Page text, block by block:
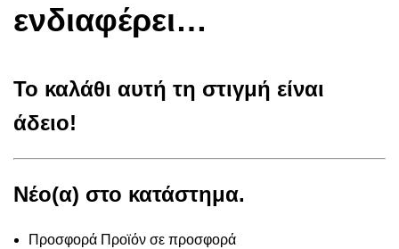
ενδιαφέρει…
Το καλάθι αυτή τη στιγμή είναι
άδειο!
Νέο(α) στο κατάστημα.
Προσφορά Προϊόν σε προσφορά